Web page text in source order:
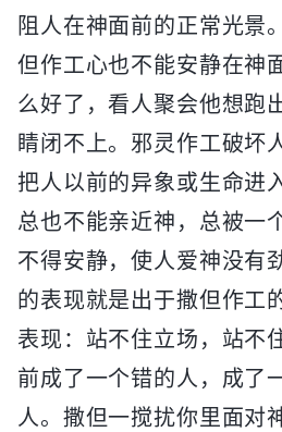
阻人在神面前的正常光景
但作工心也不能安静在神
么好了，看人聚会他想跑
睛闭不上。邪灵作工破坏
把人以前的异象或生命进
总也不能亲近神，总被一
不得安静，使人爱神没有
的表现就是出于撒但作工
表现：站不住立场，站不
前成了一个错的人，成了
人。撒但一搅扰你里面对